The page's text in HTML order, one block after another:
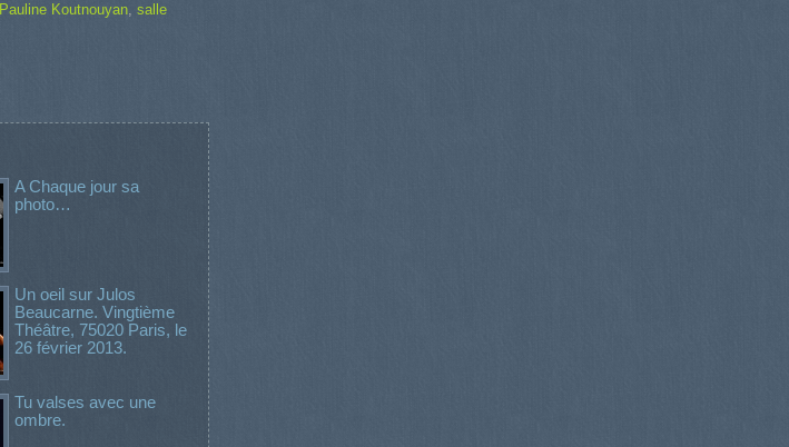
Pauline Koutnouyan, salle
A Chaque jour sa
photo…
Un oeil sur Julos
Beaucarne. Vingtième
Théâtre, 75020 Paris, le
26 février 2013.
Tu valses avec une
ombre.